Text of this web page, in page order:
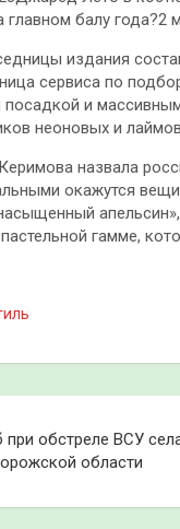
главном балу года?2
издания
сервиса по
посадкой и
неоновых и
назвала
окажутся вещи
гамме,
при обстреле ВСУ
области